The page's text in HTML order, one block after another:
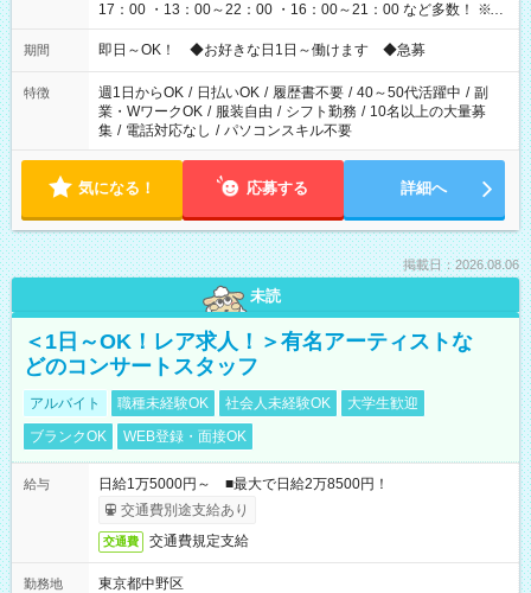
17：00 ・13：00～22：00 ・16：00～21：00 など多数！ ※お
仕事により勤務時間が異なります
期間 即日～OK！ ◆お好きな日1日～働けます ◆急募
特徴 週1日からOK / 日払いOK / 履歴書不要 / 40～50代活躍中 / 副
業・WワークOK / 服装自由 / シフト勤務 / 10名以上の大量募
集 / 電話対応なし / パソコンスキル不要
気になる！ 応募する 詳細へ
掲載日：2026.08.06
未読
＜1日～OK！レア求人！＞有名アーティストな
どのコンサートスタッフ
アルバイト 職種未経験OK 社会人未経験OK
大学生歓迎
ブランクOK
WEB登録・面接OK
給与
日給1万5000円～ ■最大で日給2万8500円！
交通費別途支給あり
交通費 交通費規定支給
勤務地
東京都中野区